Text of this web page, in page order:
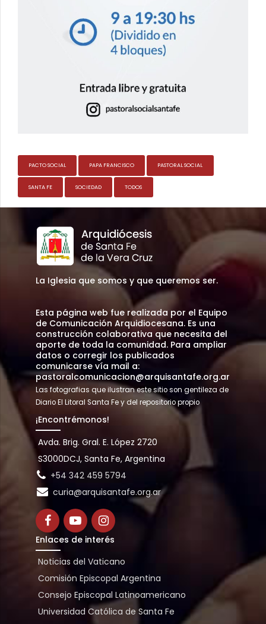
PACTO SOCIAL PAPA FRANCISCO PASTORAL SOCIAL
SANTA FE SOCIEDAD TODOS
La Iglesia que somos y que queremos ser.
Esta página web fue realizada por el Equipo
de Comunicación Arquidiocesana. Es una
construcción colaborativa que necesita del
aporte de toda la comunidad. Para ampliar
datos o corregir los publicados
comunicarse vía mail a:
pastoralcomunicacion@arquisantafe.org.ar
Las fotografias que ilustran este sitio son gentileza de
Diario El Litoral Santa Fe y del repositorio propio
¡Encontrémonos!
Avda. Brig. Gral. E. López 2720
S3000DCJ, Santa Fe, Argentina
+54 342 459 5794
curia@arquisantafe.org.ar
Enlaces de interés
Noticias del Vaticano
Comisión Episcopal Argentina
Consejo Episcopal Latinoamericano
Universidad Católica de Santa Fe